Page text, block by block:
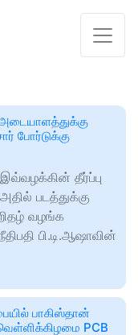
போர்டுக்கு
தீர்ப்பு
படத்துக்கு
வழங்க
பி.டி.ஆஷாவின்
பாகிஸ்தான்
PCB